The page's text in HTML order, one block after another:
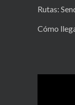
Rutas:
Cómo